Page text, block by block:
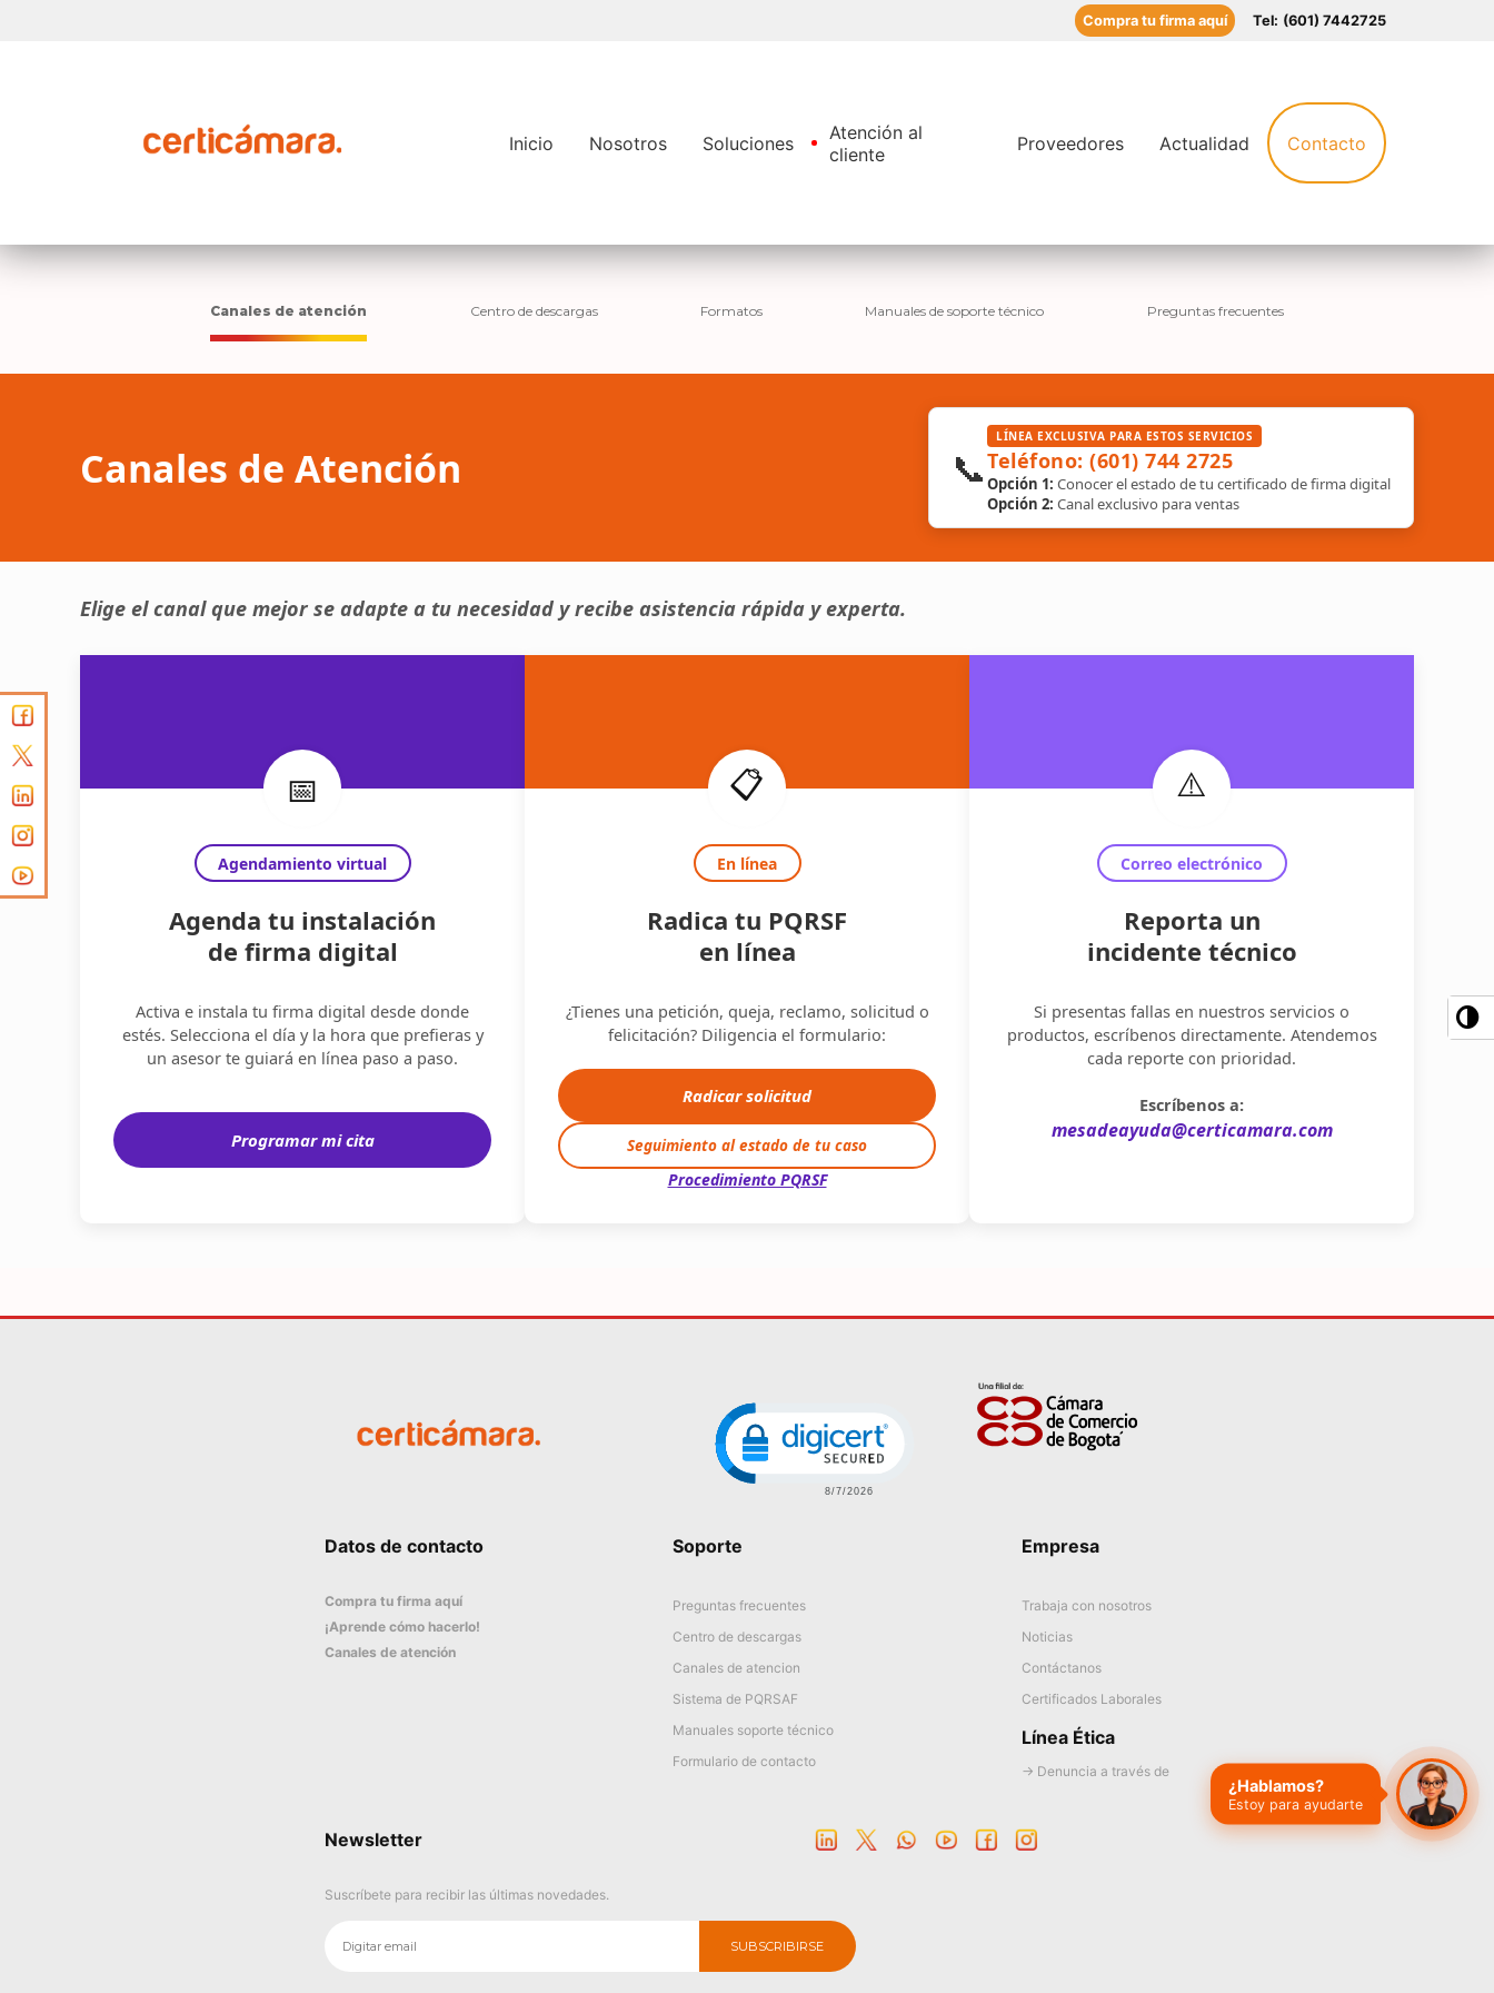
Compra tu firma aquí Tel: (601) 7442725
Inicio Nosotros Soluciones
Atención al
cliente
Proveedores Actualidad Contacto
Canales de atención Centro de descargas Formatos Manuales de soporte técnico Preguntas frecuentes
Canales de Atención 📞
LÍNEA EXCLUSIVA PARA ESTOS SERVICIOS
Teléfono: (601) 744 2725
Opción 1: Conocer el estado de tu certificado de firma digital
Opción 2: Canal exclusivo para ventas
Elige el canal que mejor se adapte a tu necesidad y recibe asistencia rápida y experta.
📅
Agendamiento virtual
Agenda tu instalación
de firma digital
Activa e instala tu firma digital desde donde
estés. Selecciona el día y la hora que prefieras y
un asesor te guiará en línea paso a paso.
Programar mi cita
📋
En línea
Radica tu PQRSF
en línea
¿Tienes una petición, queja, reclamo, solicitud o
felicitación? Diligencia el formulario:
Radicar solicitud
Seguimiento al estado de tu caso
Procedimiento PQRSF
⚠️
Correo electrónico
Reporta un
incidente técnico
Si presentas fallas en nuestros servicios o
productos, escríbenos directamente. Atendemos
cada reporte con prioridad.
Escríbenos a:
mesadeayuda@certicamara.com
Click to open certificate verification popup
Imagen
Datos de contacto
Compra tu firma aquí
¡Aprende cómo hacerlo!
Canales de atención
Soporte
Preguntas frecuentes
Centro de descargas
Canales de atencion
Sistema de PQRSAF
Manuales soporte técnico
Formulario de contacto
Empresa
Trabaja con nosotros
Noticias
Contáctanos
Certificados Laborales
Línea Ética
→ Denuncia a través de
Newsletter
Suscríbete para recibir las últimas novedades.
¿Hablamos?
Estoy para ayudarte